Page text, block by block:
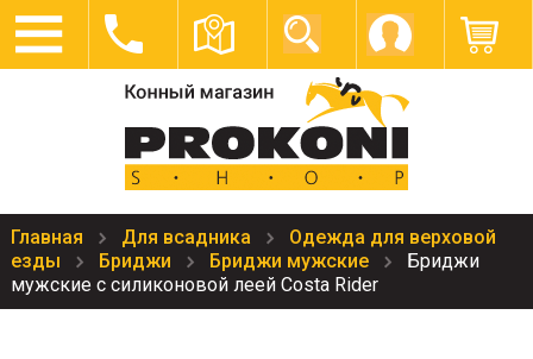
Главная Для всадника
Одежда для верховой
езды
Бриджи Бриджи мужские
Бриджи
мужские с силиконовой леей Costa Rider